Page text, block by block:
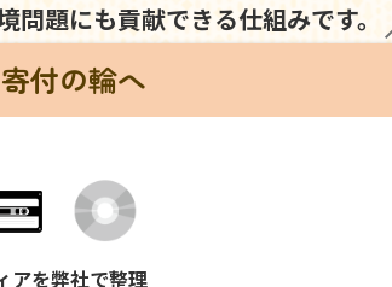
問題にも貢献できる仕組みです。
付の輪へ
弊社で整理